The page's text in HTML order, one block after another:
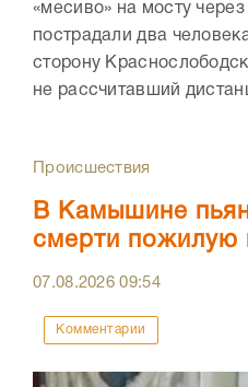
«месиво» на мосту
пострадали два
сторону
не рассчитавший
Происшествия
В Камышине
смерти пожилую
07.08.202609:54
Комментарии